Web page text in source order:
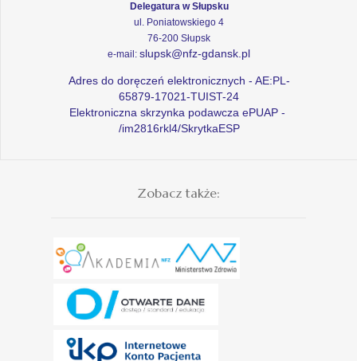
Delegatura w Słupsku
ul. Poniatowskiego 4
76-200 Słupsk
e-mail: slupsk@nfz-gdansk.pl
Adres do doręczeń elektronicznych - AE:PL-
65879-17021-TUIST-24
Elektroniczna skrzynka podawcza ePUAP -
/im2816rkl4/SkrytkaESP
Zobacz także: